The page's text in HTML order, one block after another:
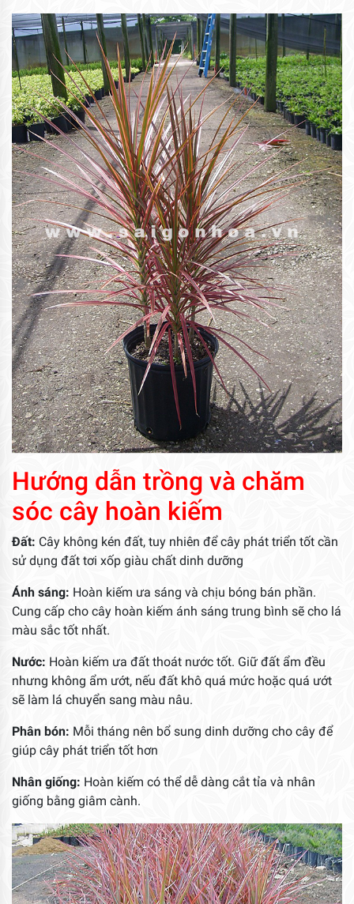
Hướng dẫn trồng và chăm
sóc cây hoàn kiếm
Đất: Cây không kén đất, tuy nhiên để cây phát triển tốt cần
sử dụng đất tơi xốp giàu chất dinh dưỡng
Ánh sáng: Hoàn kiếm ưa sáng và chịu bóng bán phần.
Cung cấp cho cây hoàn kiếm ánh sáng trung bình sẽ cho lá
màu sắc tốt nhất.
Nước: Hoàn kiếm ưa đất thoát nước tốt. Giữ đất ẩm đều
nhưng không ẩm ướt, nếu đất khô quá mức hoặc quá ướt
sẽ làm lá chuyển sang màu nâu.
Phân bón: Mỗi tháng nên bổ sung dinh dưỡng cho cây để
giúp cây phát triển tốt hơn
Nhân giống: Hoàn kiếm có thể dễ dàng cắt tỉa và nhân
giống bằng giâm cành.